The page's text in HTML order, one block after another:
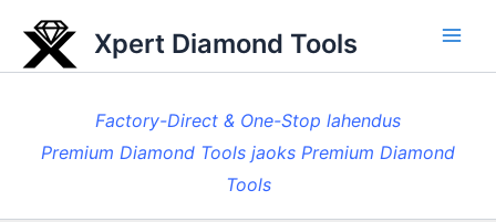
content
Xpert Diamond Tools
Factory-Direct & One-Stop lahendus
Premium Diamond Tools jaoks Premium Diamond
Tools